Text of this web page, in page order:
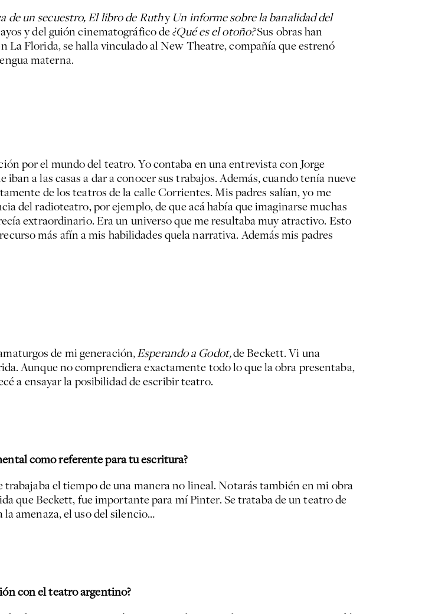
de un secuestro, El libro de RuthyUn informe sobre la banalidad del
y del guión cinematográfico de¿Qué es el otoño?Sus obras han
La Florida, se halla vinculado al New Theatre, compañía que estrenó
materna.
por el mundo del teatro. Yo contaba en una entrevista con Jorge
a las casas a dar a conocer sus trabajos. Además, cuando tenía nueve
de los teatros de la calle Corrientes. Mis padres salían, yo me
del radioteatro, por ejemplo, de que acá había que imaginarse muchas
extraordinario. Era un universo que me resultaba muy atractivo. Esto
más afín a mis habilidades quela narrativa. Además mis padres
de mi generación,Esperando a Godot,de Beckett. Vi una
Aunque no comprendiera exactamente todo lo que la obra presentaba,
a ensayar la posibilidad de escribir teatro.
como referente para tu escritura?
el tiempo de una manera no lineal. Notarás también en mi obra
que Beckett, fue importante para mí Pinter. Se trataba de un teatro de
amenaza, el uso del silencio…
con el teatro argentino?